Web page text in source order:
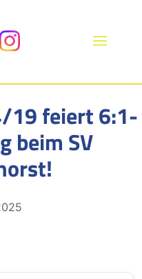
19 feiert 6:1-
beim SV